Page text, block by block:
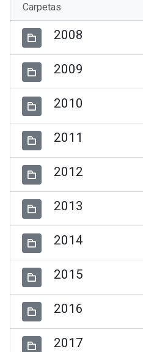
Carpetas
2008
2009
2010
2011
2012
2013
2014
2015
2016
2017